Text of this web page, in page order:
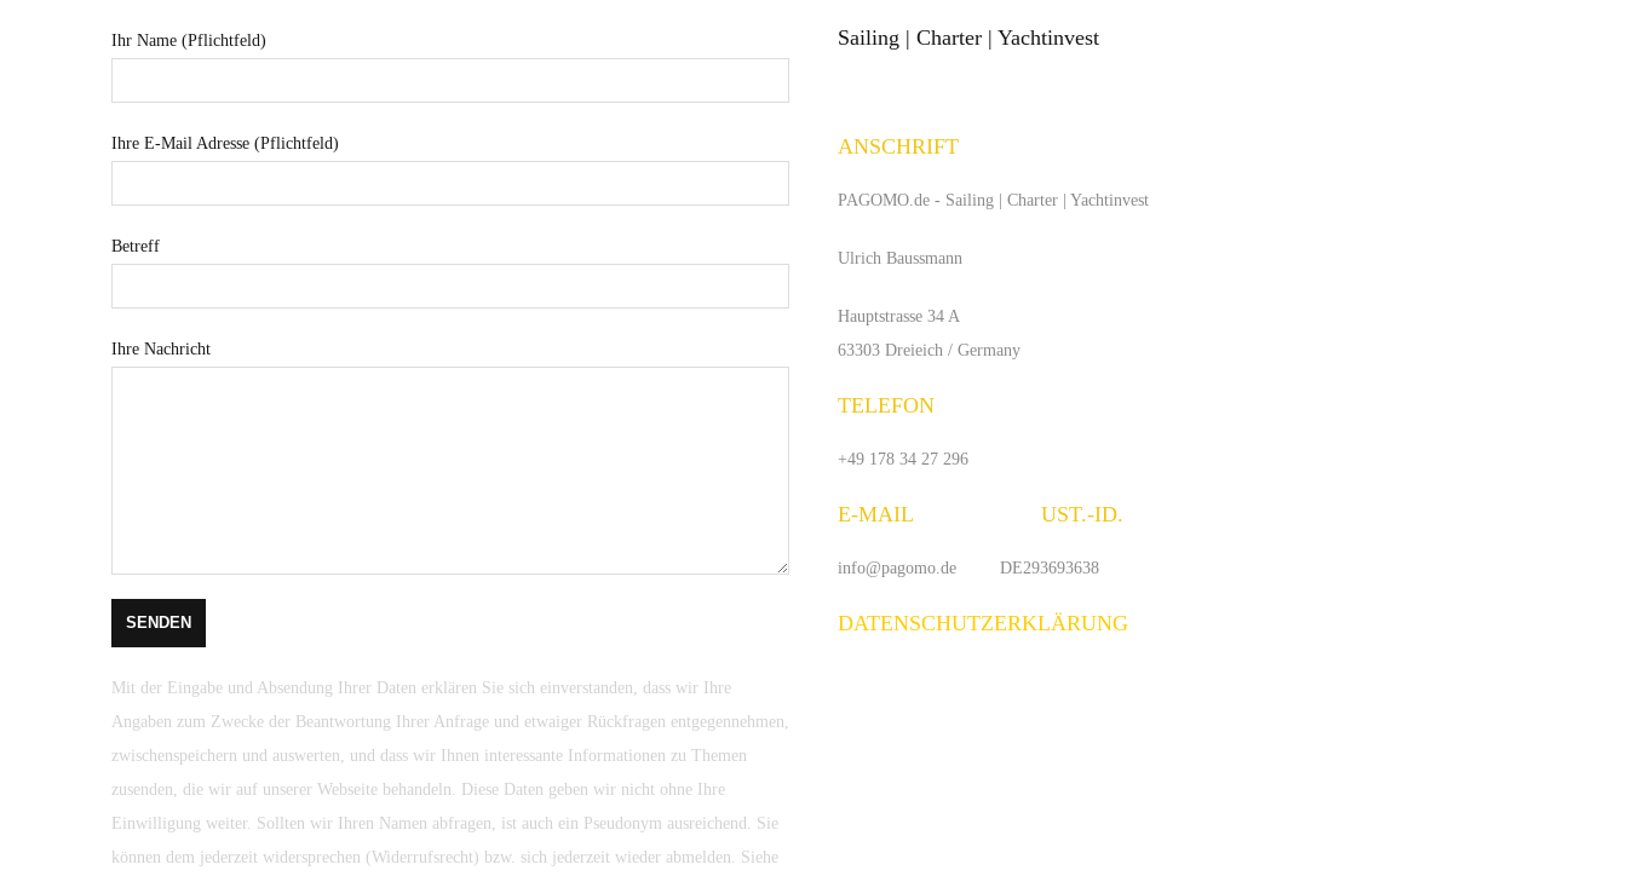
Ihr Name (Pflichtfeld)
Ihre E-Mail Adresse (Pflichtfeld)
Betreff
Ihre Nachricht
Mit der Eingabe und Absendung Ihrer Daten erklären Sie sich einverstanden, dass wir Ihre
Angaben zum Zwecke der Beantwortung Ihrer Anfrage und etwaiger Rückfragen entgegennehmen,
zwischenspeichern und auswerten, und dass wir Ihnen interessante Informationen zu Themen
zusenden, die wir auf unserer Webseite behandeln. Diese Daten geben wir nicht ohne Ihre
Einwilligung weiter. Sollten wir Ihren Namen abfragen, ist auch ein Pseudonym ausreichend. Sie
können dem jederzeit widersprechen (Widerrufsrecht) bzw. sich jederzeit wieder abmelden. Siehe
Sailing | Charter | Yachtinvest
ANSCHRIFT
PAGOMO.de - Sailing | Charter | Yachtinvest
Ulrich Baussmann
Hauptstrasse 34 A
63303 Dreieich / Germany
TELEFON
+49 178 34 27 296
E-MAIL UST.-ID.
info@pagomo.de DE293693638
DATENSCHUTZERKLÄRUNG